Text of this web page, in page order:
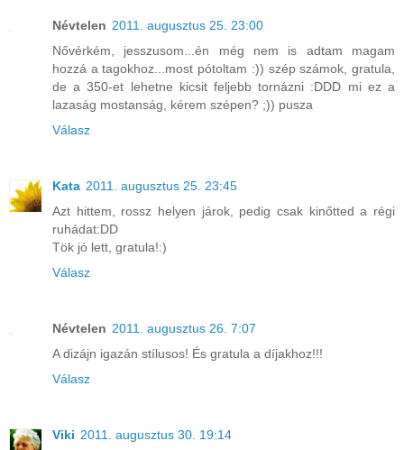
Névtelen 2011. augusztus 25. 23:00
Nővérkém, jesszusom...én még nem is adtam magam
hozzá a tagokhoz...most pótoltam :)) szép számok, gratula,
de a 350-et lehetne kicsit feljebb tornázni :DDD mi ez a
lazaság mostanság, kérem szépen? ;)) pusza
Válasz
Kata 2011. augusztus 25. 23:45
Azt hittem, rossz helyen járok, pedig csak kinőtted a régi
ruhádat:DD
Tök jó lett, gratula!:)
Válasz
Névtelen 2011. augusztus 26. 7:07
A dizájn igazán stílusos! És gratula a díjakhoz!!!
Válasz
Viki 2011. augusztus 30. 19:14